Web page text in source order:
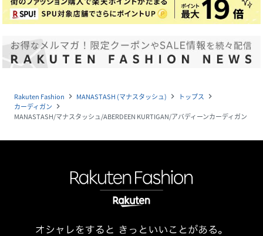
Rakuten Fashion navigate_next MANASTASH (マナスタッシュ) navigate_next トップス navigate_next
カーディガン navigate_next
MANASTASH/マナスタッシュ/ABERDEEN KURTIGAN/アバディーンカーディガン